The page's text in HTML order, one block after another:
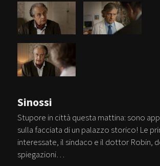
Sinossi
Stupore in città questa mattina: sono
sulla facciata di un palazzo storico! Le
interessate, il sindaco e il dottor Robin,
spiegazioni…